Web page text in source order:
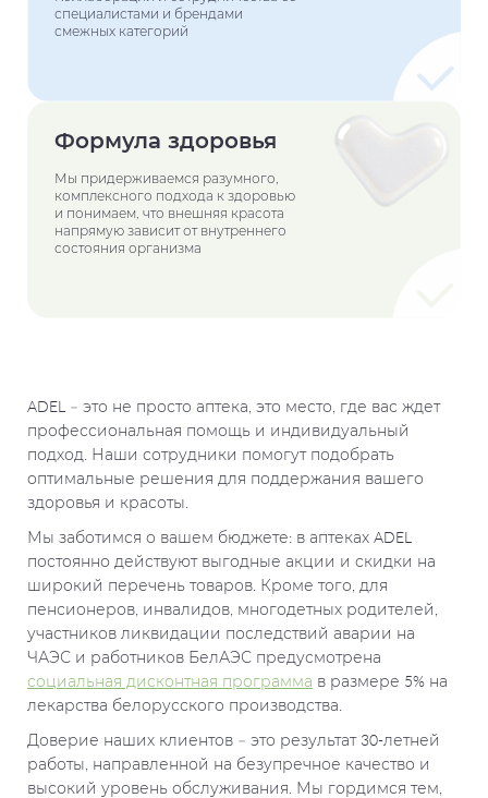
специалистами и брендами
смежных категорий
Формула здоровья
Мы придерживаемся разумного,
комплексного подхода к здоровью
и понимаем, что внешняя красота
напрямую зависит от внутреннего
состояния организма
ADEL – это не просто аптека, это место, где вас ждет
профессиональная помощь и индивидуальный
подход. Наши сотрудники помогут подобрать
оптимальные решения для поддержания вашего
здоровья и красоты.
Мы заботимся о вашем бюджете: в аптеках ADEL
постоянно действуют выгодные акции и скидки на
широкий перечень товаров. Кроме того, для
пенсионеров, инвалидов, многодетных родителей,
участников ликвидации последствий аварии на
ЧАЭС и работников БелАЭС предусмотрена
социальная дисконтная программа в размере 5% на
лекарства белорусского производства.
Доверие наших клиентов – это результат 30-летней
работы, направленной на безупречное качество и
высокий уровень обслуживания. Мы гордимся тем,